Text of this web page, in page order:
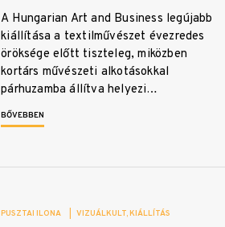
A Hungarian Art and Business legújabb
kiállítása a textilművészet évezredes
öröksége előtt tiszteleg, miközben
kortárs művészeti alkotásokkal
párhuzamba állítva helyezi…
BŐVEBBEN
PUSZTAI ILONA VIZUÁLKULT KIÁLLÍTÁS